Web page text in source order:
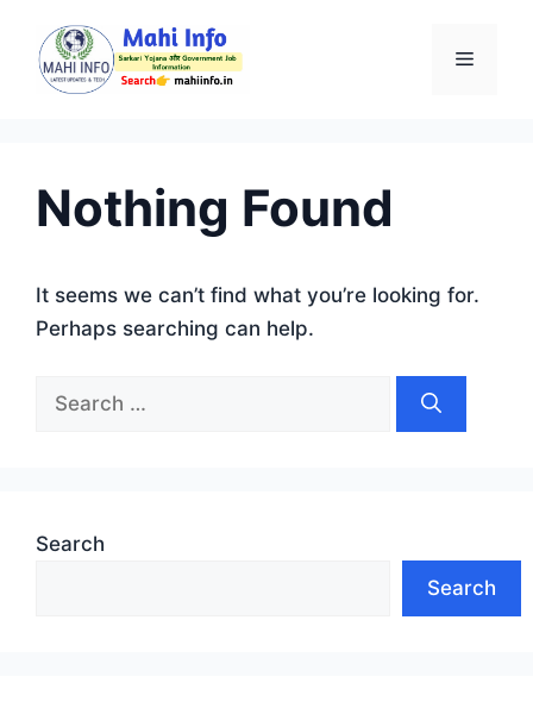
content
Menu
Nothing Found
It seems we can’t find what you’re looking for.
Perhaps searching can help.
Search
Search
Search